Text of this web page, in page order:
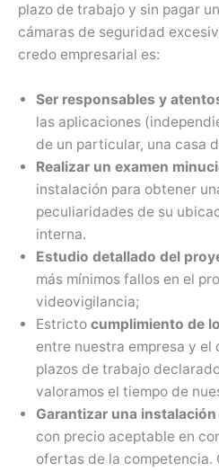
plazo de trabajo y sin pagar
cámaras de seguridad
credo empresarial es:
Ser responsables y
las aplicaciones
de un particular, una casa
Realizar un examen
instalación para obtener
peculiaridades de su
interna.
Estudio detallado del
más mínimos fallos en el
videovigilancia;
Estricto cumplimiento de
entre nuestra empresa y el
plazos de trabajo
valoramos el tiempo de
Garantizar una instalación
con precio aceptable en
ofertas de la competencia.